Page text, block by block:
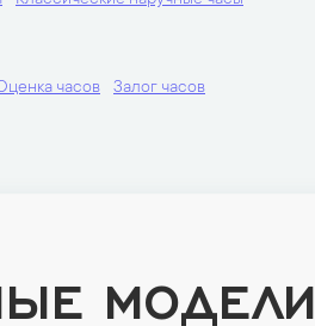
часов Залог часов
МОДЕЛИ